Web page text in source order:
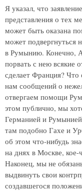
Я указал, что
представления о тех
может быть оказана
может подвергнуться
в Румынию. Конечно,
порвать с нею всякие
сделает Франция?
нам сообщений о
отвергаем помощи
этом публично, мы
Германией и
там подобно Гахе и
об этом что-нибудь
на днях в Москве,
Наконец, мы не
выдвинуть свои
создавшегося